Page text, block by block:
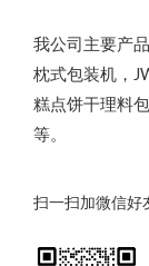
我公司主要产
枕式包装机，
糕点饼干理料
等。
扫一扫加微信好